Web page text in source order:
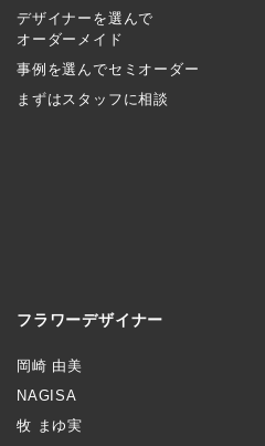
デザイナーを選んで
オーダーメイド
事例を選んでセミオーダー
まずはスタッフに相談
フラワーデザイナー
岡崎 由美
NAGISA
牧 まゆ実